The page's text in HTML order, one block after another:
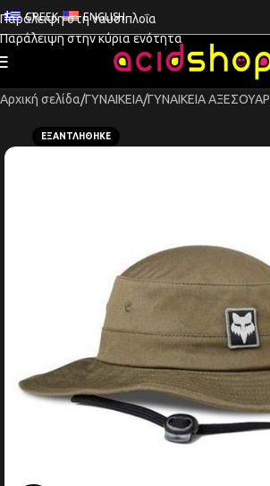
Παράλειψη στη ναυσιπλοΐα
Παράλειψη στην κύρια ενότητα
GREEK ENGLISH
Αρχική σελίδα ΓΥΝΑΙΚΕΙΑ ΓΥΝΑΙΚΕΙΑ ΑΞΕΣΟΥΑΡ
ΕΞΑΝΤΛΉΘΗΚΕ